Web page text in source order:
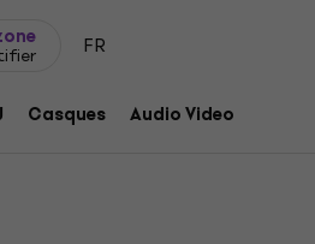
FR
Casques Audio Video